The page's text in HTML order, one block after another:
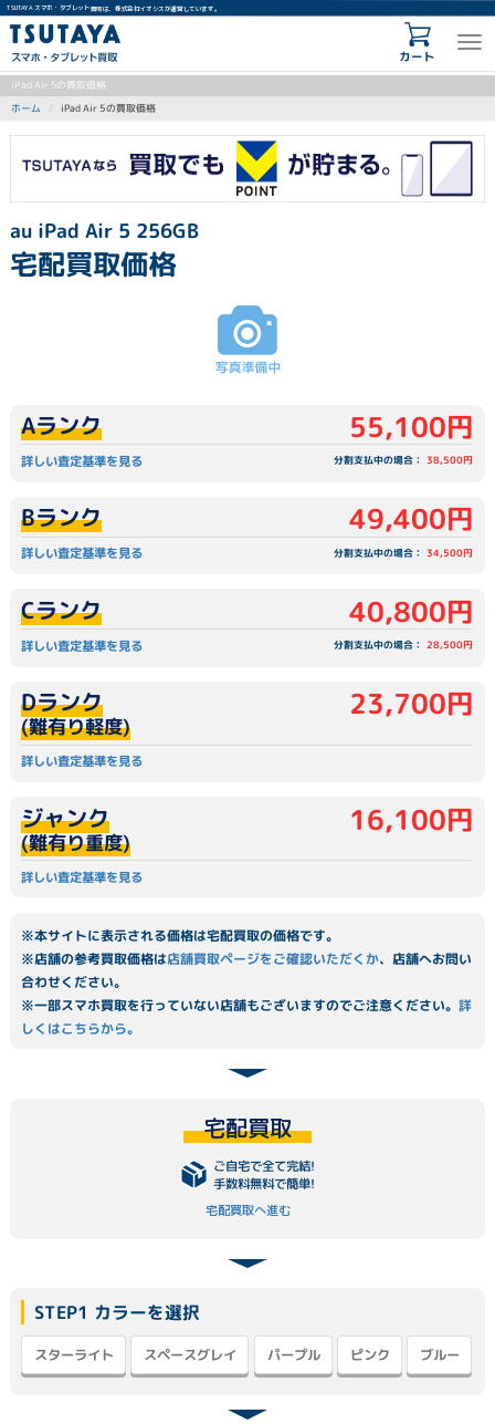
TSUTAYA スマホ・タブレット買取は、株式会社イオシスが運営しています。
カート
iPad Air 5の買取価格
ホーム iPad Air 5の買取価格
au iPad Air 5 256GB
宅配買取価格
詳しい査定基準を見る
Aランク 55,100円
分割支払中の場合：38,500円
詳しい査定基準を見る
Bランク 49,400円
分割支払中の場合：34,500円
詳しい査定基準を見る
Cランク 40,800円
分割支払中の場合：28,500円
詳しい査定基準を見る
Dランク
(難有り軽度)
23,700円
詳しい査定基準を見る
ジャンク
(難有り重度)
16,100円
※本サイトに表示される価格は宅配買取の価格です。
※店舗の参考買取価格は店舗買取ページをご確認いただくか、店舗へお問い
合わせください。
※一部スマホ買取を行っていない店舗もございますのでご注意ください。詳
しくはこちらから。
宅配買取
ご自宅で全て完結!
手数料無料で簡単!
宅配買取へ進む
STEP1 カラーを選択
スターライト スペースグレイ パープル ピンク ブルー